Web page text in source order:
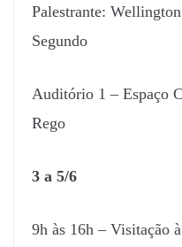
Palestrante:
Segundo
Auditório 1 – Espaço
Rego
3 a 5/6
9h às 16h – Visitação